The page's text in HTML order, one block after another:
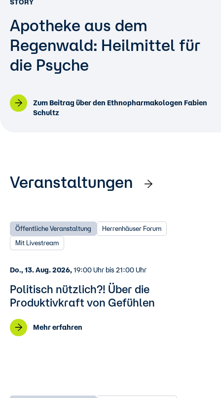
STORY
Apotheke aus dem
Regenwald: Heilmittel für
die Psyche
Zum Beitrag über den Ethnopharmakologen Fabien
Schultz
Veranstaltungen
Öffentliche Veranstaltung Herrenhäuser Forum
Mit Livestream
Do., 13. Aug. 2026,19:00 Uhr bis 21:00 Uhr
Politisch nützlich?! Über die
Produktivkraft von Gefühlen
Mehr erfahren